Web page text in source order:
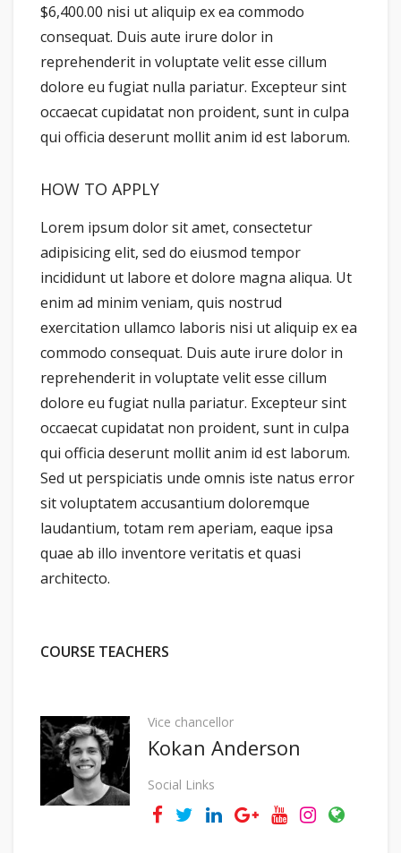
$6,400.00 nisi ut aliquip ex ea commodo
consequat. Duis aute irure dolor in
reprehenderit in voluptate velit esse cillum
dolore eu fugiat nulla pariatur. Excepteur sint
occaecat cupidatat non proident, sunt in culpa
qui officia deserunt mollit anim id est laborum.
HOW TO APPLY
Lorem ipsum dolor sit amet, consectetur
adipisicing elit, sed do eiusmod tempor
incididunt ut labore et dolore magna aliqua. Ut
enim ad minim veniam, quis nostrud
exercitation ullamco laboris nisi ut aliquip ex ea
commodo consequat. Duis aute irure dolor in
reprehenderit in voluptate velit esse cillum
dolore eu fugiat nulla pariatur. Excepteur sint
occaecat cupidatat non proident, sunt in culpa
qui officia deserunt mollit anim id est laborum.
Sed ut perspiciatis unde omnis iste natus error
sit voluptatem accusantium doloremque
laudantium, totam rem aperiam, eaque ipsa
quae ab illo inventore veritatis et quasi
architecto.
COURSE TEACHERS
Vice chancellor
Kokan Anderson
Social Links